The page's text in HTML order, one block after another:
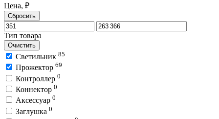
Цена, ₽
Сбросить
Тип товара
Очистить
Светильник 85
Прожектор 69
Контроллер 0
Коннектор 0
Аксессуар 0
Заглушка 0